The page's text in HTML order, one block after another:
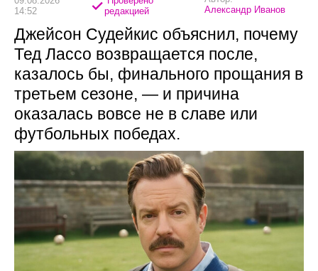
14:52
редакцией
Александр Иванов
Джейсон Судейкис объяснил, почему
Тед Лассо возвращается после,
казалось бы, финального прощания в
третьем сезоне, — и причина
оказалась вовсе не в славе или
футбольных победах.